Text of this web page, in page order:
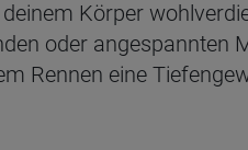
Körper
oder angespannten
Rennen eine